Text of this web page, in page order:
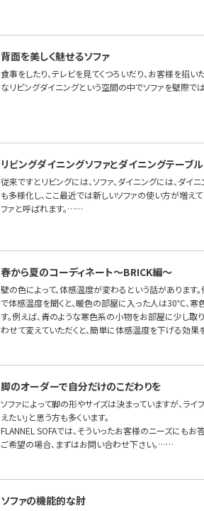
背面を美しく魅せるソファ
食事をしたり、テレビを見てくつろいだり、お客様を招
なリビングダイニングという空間の中でソファを壁際
リビングダイニングソファとダイニングテーブ
従来ですとリビングには、ソファ、ダイニングには、ダ
も多様化し、ここ最近では新しいソファの使い方が増え
ファと呼ばれます。……
春から夏のコーディネート〜BRICK編～
壁の色によって、体感温度が変わるという話がありま
で体感温度を聞くと、暖色の部屋に入った人は30℃、
す。例えば、青のような寒色系の小物をお部屋に少し取
わせて変えていただくと、簡単に体感温度を下げる効果
脚のオーダーで自分だけのこだわりを
ソファによって脚の形やサイズは決まっていますが、ラ
えたい」と思う方も多くいます。
FLANNEL SOFAでは、そういったお客様のニーズにもお答
ご希望の場合、まずはお問い合わせ下さい。……
ソファの機能的な肘